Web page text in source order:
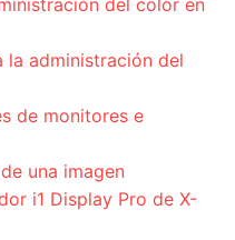
del color en
la administración del
de monitores e
una imagen
i1 Display Pro de X-